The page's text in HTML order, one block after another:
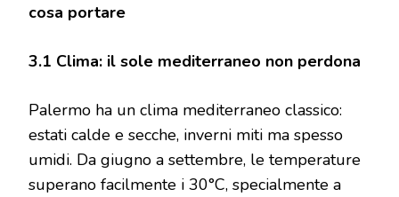
cosa portare
3.1 Clima: il sole mediterraneo non perdona
Palermo ha un clima mediterraneo classico:
estati calde e secche, inverni miti ma spesso
umidi. Da giugno a settembre, le temperature
superano facilmente i 30°C, specialmente a